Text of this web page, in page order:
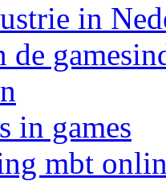
in
de
in games
mbt